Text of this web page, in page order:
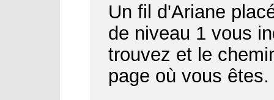
Un fil d'Ariane
de niveau 1 vous
trouvez et le
page où vous êtes.